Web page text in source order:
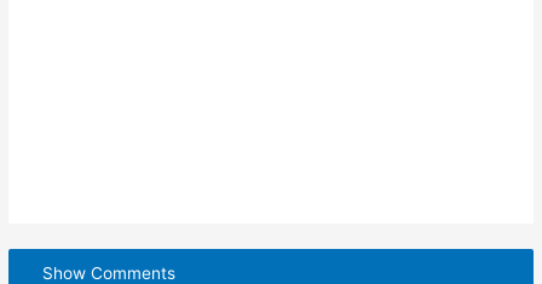
Show Comments